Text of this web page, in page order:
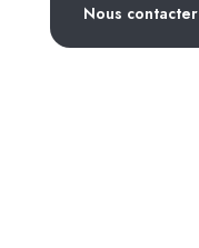
Nous contacter